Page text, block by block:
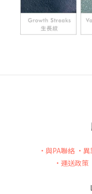
•與PA聯絡 •異
•運送政策